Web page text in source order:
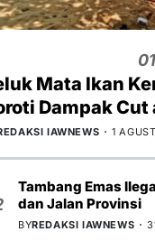
01
Mata Ikan
Dampak Cut
IAWNEWS 1
Tambang Emas
dan Jalan Provinsi
BYREDAKSI IAWNEWS